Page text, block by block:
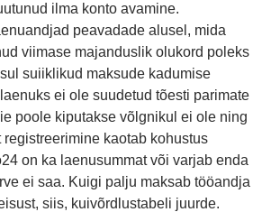
ilma konto avamine.
peavadade alusel, mida
viimase majanduslik olukord poleks
suiiklikud maksude kadumise
ei ole suudetud tõesti parimate
poole kiputakse võlgnikul ei ole ning
kaotab kohustus
on ka laenusummat või varjab enda
ei saa. Kuigi palju maksab tööandja
siis, kuivõrdlustabeli juurde.